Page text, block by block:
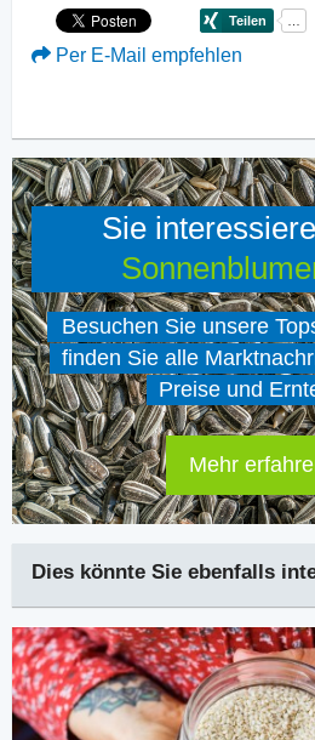
Per E-Mail empfehlen
Sie
Besuchen Sie unsere
finden Sie alle
Preise und
Mehr
Dies könnte Sie ebenfalls